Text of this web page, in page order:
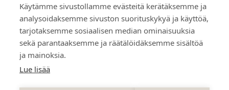
Käytämme sivustollamme evästeitä kerätäksemme ja
analysoidaksemme sivuston suorituskykyä ja käyttöä,
tarjotaksemme sosiaalisen median ominaisuuksia
sekä parantaaksemme ja räätälöidäksemme sisältöä
ja mainoksia.
Lue lisää